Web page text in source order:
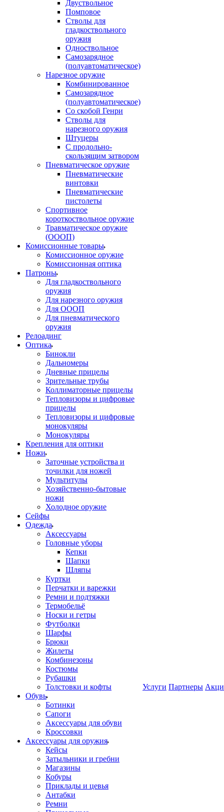
Двуствольное
Помповое
Стволы для
гладкоствольного
оружия
Одноствольное
Самозарядное
(полуавтоматическое)
Нарезное оружие
Комбинированное
Самозарядное
(полуавтоматическое)
Со скобой Генри
Стволы для
нарезного оружия
Штуцеры
С продольно-
скользящим затвором
Пневматическое оружие
Пневматические
винтовки
Пневматические
пистолеты
Спортивное
короткоствольное оружие
Травматическое оружие
(ОООП)
Комиссионные товары
Комиссионное оружие
Комиссионная оптика
Патроны
Для гладкоствольного
оружия
Для нарезного оружия
Для ОООП
Для пневматического
оружия
Релоадинг
Оптика
Бинокли
Дальномеры
Дневные прицелы
Зрительные трубы
Коллиматорные прицелы
Тепловизоры и цифровые
прицелы
Тепловизоры и цифровые
монокуляры
Монокуляры
Крепления для оптики
Ножи
Заточные устройства и
точилки для ножей
Мультитулы
Хозяйственно-бытовые
ножи
Холодное оружие
Сейфы
Одежда
Аксессуары
Головные уборы
Кепки
Шапки
Шляпы
Куртки
Перчатки и варежки
Ремни и подтяжки
Термобельё
Носки и гетры
Футболки
Шарфы
Брюки
Жилеты
Комбинезоны
Костюмы
Рубашки
Толстовки и кофты
Обувь
Ботинки
Сапоги
Аксессуары для обуви
Кроссовки
Аксессуары для оружия
Кейсы
Затыльники и гребни
Магазины
Кобуры
Приклады и цевья
Антабки
Ремни
Услуги Партнеры